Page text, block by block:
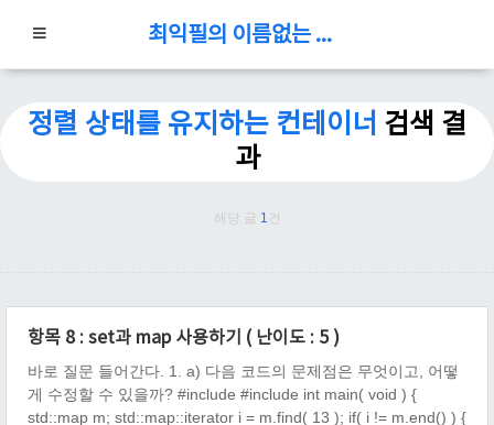
최익필의 이름없는 블로그
정렬 상태를 유지하는 컨테이너 검색 결
과
해당 글 1 건
항목 8 : set과 map 사용하기 ( 난이도 : 5 )
바로 질문 들어간다. 1. a) 다음 코드의 문제점은 무엇이고, 어떻
게 수정할 수 있을까? #include #include int main( void ) {
std::map m; std::map::iterator i = m.find( 13 ); if( i != m.end() ) {